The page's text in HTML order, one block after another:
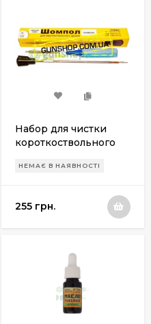
Набор для чистки
короткоствольного
4,5мм (в картонной
НЕМАЄ В НАЯВНОСТІ
255 грн.